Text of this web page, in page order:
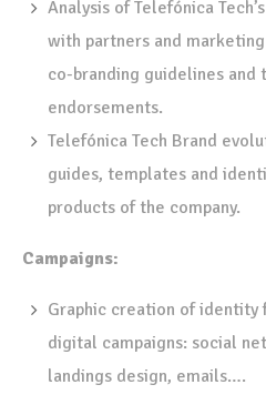
Analysis of Telefónica
with partners and
co-branding guidelines and
endorsements.
Telefónica Tech Brand
guides, templates and
products of the company.
Campaigns:
Graphic creation of identity
digital campaigns: social
landings design, emails….